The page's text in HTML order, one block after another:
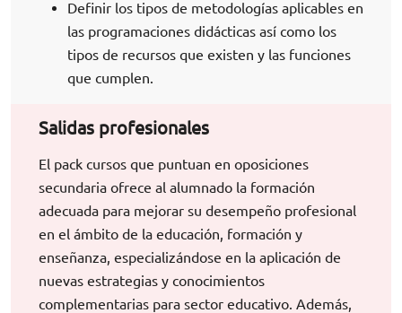
Definir los tipos de metodologías aplicables en
las programaciones didácticas así como los
tipos de recursos que existen y las funciones
que cumplen.
Salidas profesionales
El pack cursos que puntuan en oposiciones
secundaria ofrece al alumnado la formación
adecuada para mejorar su desempeño profesional
en el ámbito de la educación, formación y
enseñanza, especializándose en la aplicación de
nuevas estrategias y conocimientos
complementarias para sector educativo. Además,